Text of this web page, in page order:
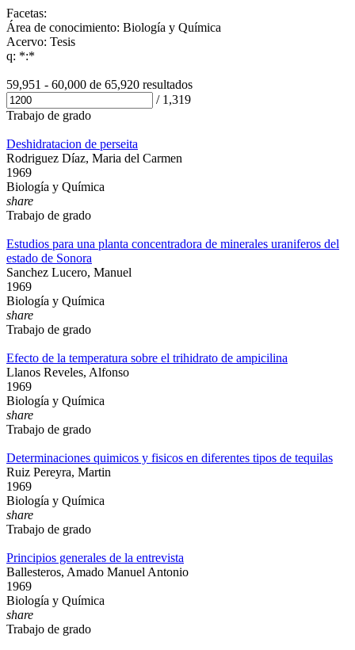
Facetas:
Área de conocimiento: Biología y Química
Acervo: Tesis
q: *:*
59,951 - 60,000 de 65,920 resultados
/ 1,319
Trabajo de grado
Deshidratacion de perseita
Rodriguez Díaz, Maria del Carmen
1969
Biología y Química
share
Trabajo de grado
Estudios para una planta concentradora de minerales uraniferos del
estado de Sonora
Sanchez Lucero, Manuel
1969
Biología y Química
share
Trabajo de grado
Efecto de la temperatura sobre el trihidrato de ampicilina
Llanos Reveles, Alfonso
1969
Biología y Química
share
Trabajo de grado
Determinaciones quimicos y fisicos en diferentes tipos de tequilas
Ruiz Pereyra, Martin
1969
Biología y Química
share
Trabajo de grado
Principios generales de la entrevista
Ballesteros, Amado Manuel Antonio
1969
Biología y Química
share
Trabajo de grado